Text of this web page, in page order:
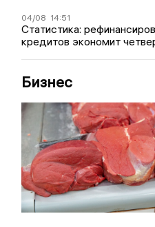
04/08 14:51
Статистика:
кредитов экономит
Бизнес